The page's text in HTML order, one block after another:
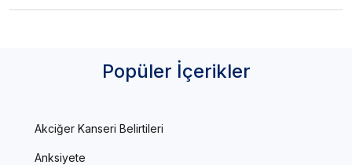
Popüler İçerikler
Akciğer Kanseri Belirtileri
Anksiyete